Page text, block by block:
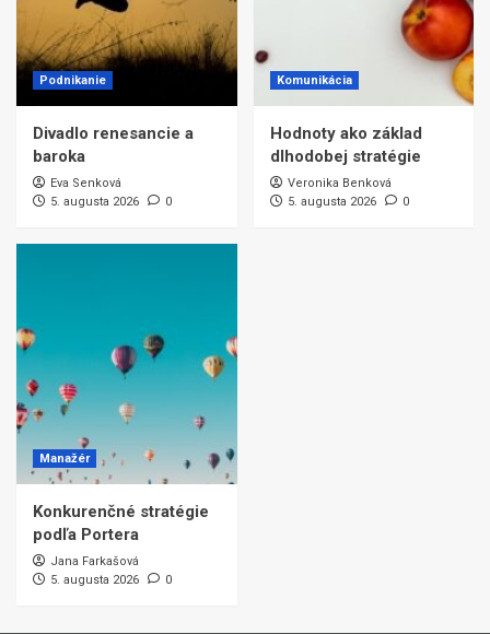
Podnikanie
Divadlo renesancie a
baroka
Eva Senková
5. augusta 2026
0
Komunikácia
Hodnoty ako základ
dlhodobej stratégie
Veronika Benková
5. augusta 2026
0
Manažér
Konkurenčné stratégie
podľa Portera
Jana Farkašová
5. augusta 2026
0